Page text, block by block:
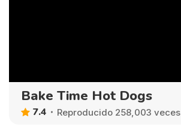
Bake Time Hot Dogs
7.4 Reproducido 258,003 veces